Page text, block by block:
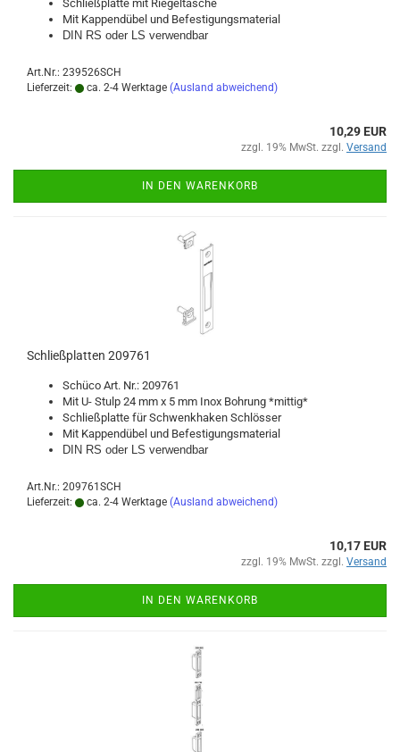
Schließ­plat­te mit Rie­gel­ta­sche
Mit Kap­pend­ü­bel und Be­fes­ti­gungs­ma­te­ri­al
DIN RS oder LS ver­wend­bar
Art.Nr.: 239526SCH
Lieferzeit:
ca. 2-4 Werktage (Ausland abweichend)
10,29 EUR
zzgl. 19% MwSt. zzgl. Versand
IN DEN WARENKORB
Schließ­plat­ten 209761
Schü­co Art. Nr.: 209761
Mit U- Stulp 24 mm x 5 mm Inox Boh­rung *mit­tig*
Schließ­plat­te für Schwenk­ha­ken Schlös­ser
Mit Kap­pend­ü­bel und Be­fes­ti­gungs­ma­te­ri­al
DIN RS oder LS ver­wend­bar
Art.Nr.: 209761SCH
Lieferzeit:
ca. 2-4 Werktage (Ausland abweichend)
10,17 EUR
zzgl. 19% MwSt. zzgl. Versand
IN DEN WARENKORB